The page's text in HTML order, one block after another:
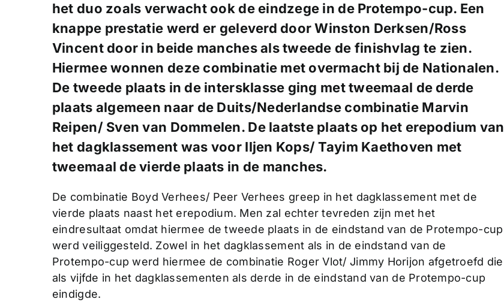
het duo zoals verwacht ook de eindzege in de Protempo-cup. Een
knappe prestatie werd er geleverd door Winston Derksen/Ross
Vincent door in beide manches als tweede de finishvlag te zien.
Hiermee wonnen deze combinatie met overmacht bij de Nationalen.
De tweede plaats in de intersklasse ging met tweemaal de derde
plaats algemeen naar de Duits/Nederlandse combinatie Marvin
Reipen/ Sven van Dommelen. De laatste plaats op het erepodium van
het dagklassement was voor Iljen Kops/ Tayim Kaethoven met
tweemaal de vierde plaats in de manches.
De combinatie Boyd Verhees/ Peer Verhees greep in het dagklassement met de
vierde plaats naast het erepodium. Men zal echter tevreden zijn met het
eindresultaat omdat hiermee de tweede plaats in de eindstand van de Protempo-cup
werd veiliggesteld. Zowel in het dagklassement als in de eindstand van de
Protempo-cup werd hiermee de combinatie Roger Vlot/ Jimmy Horijon afgetroefd die
als vijfde in het dagklassementen als derde in de eindstand van de Protempo-cup
eindigde.